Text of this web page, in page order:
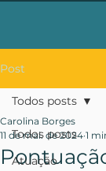
Post
Todos posts
Atuação
Todos posts
Carolina Borges
11 de mai. de 2024 1